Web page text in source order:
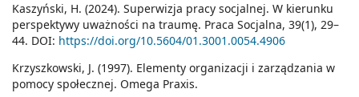
Kaszyński, H. (2024). Superwizja pracy socjalnej. W kierunku
perspektywy uważności na traumę. Praca Socjalna, 39(1), 29–
44. DOI: https://doi.org/10.5604/01.3001.0054.4906
Krzyszkowski, J. (1997). Elementy organizacji i zarządzania w
pomocy społecznej. Omega Praxis.